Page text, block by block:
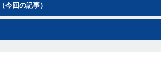
（今回の記事）